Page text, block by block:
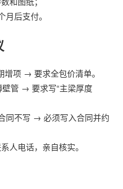
后支付。
项 → 要求全包价清单。
壁管 → 要求写“主梁厚度
同不写 → 必须写入合同并约
人电话，亲自核实。